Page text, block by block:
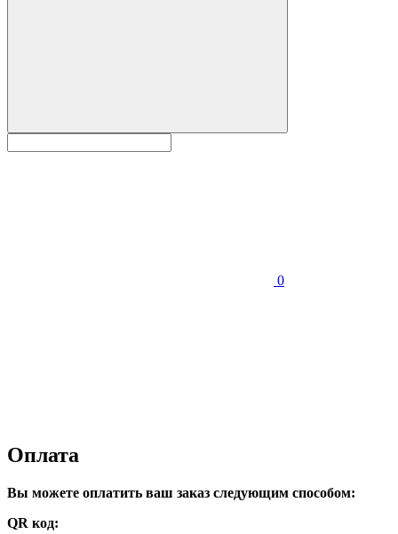
0
Оплата
Вы можете оплатить ваш заказ следующим способом:
QR код: